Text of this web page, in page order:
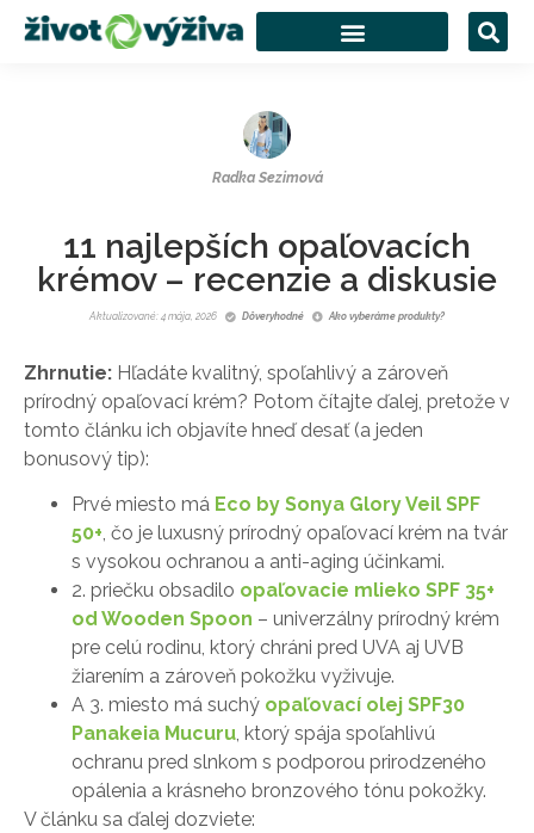
Radka Sezimová
11 najlepších opaľovacích
krémov – recenzie a diskusie
Aktualizované: 4 mája, 2026 Dôveryhodné Ako vyberáme produkty?
Zhrnutie: Hľadáte kvalitný, spoľahlivý a zároveň
prírodný opaľovací krém? Potom čítajte ďalej, pretože v
tomto článku ich objavíte hneď desať (a jeden
bonusový tip):
Prvé miesto má Eco by Sonya Glory Veil SPF
50+, čo je luxusný prírodný opaľovací krém na tvár
s vysokou ochranou a anti-aging účinkami.
2. priečku obsadilo opaľovacie mlieko SPF 35+
od Wooden Spoon – univerzálny prírodný krém
pre celú rodinu, ktorý chráni pred UVA aj UVB
žiarením a zároveň pokožku vyživuje.
A 3. miesto má suchý opaľovací olej SPF30
Panakeia Mucuru, ktorý spája spoľahlivú
ochranu pred slnkom s podporou prirodzeného
opálenia a krásneho bronzového tónu pokožky.
V článku sa ďalej dozviete: